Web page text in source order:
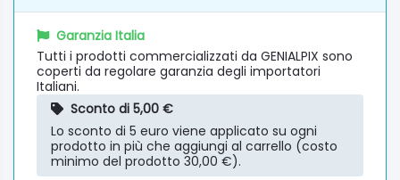
Garanzia Italia
Tutti i prodotti commercializzati da GENIALPIX sono
coperti da regolare garanzia degli importatori
Italiani.
Sconto di 5,00 €
Lo sconto di 5 euro viene applicato su ogni
prodotto in più che aggiungi al carrello (costo
minimo del prodotto 30,00 €).